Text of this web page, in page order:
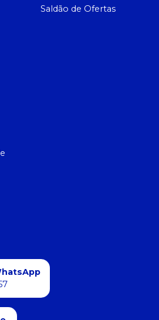
Saldão de Ofertas